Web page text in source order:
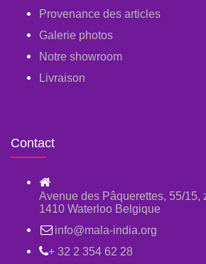
Provenance des articles
Galerie photos
Notre showroom
Livraison
Contact
Avenue des Pâquerettes, 55/15,
1410 Waterloo Belgique
info@mala-india.org
+ 32 2 354 62 28